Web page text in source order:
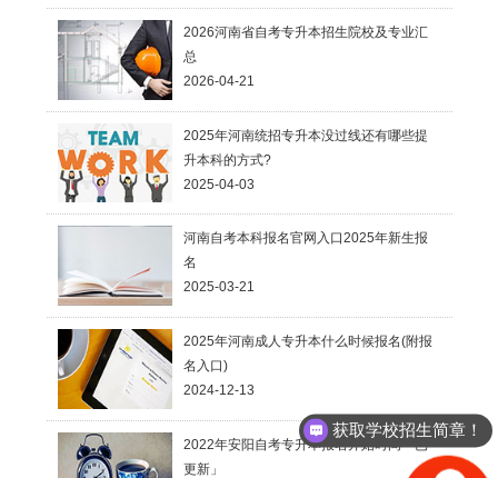
2026河南省自考专升本招生院校及专业汇
总
2026-04-21
2025年河南统招专升本没过线还有哪些提
升本科的方式?
2025-04-03
河南自考本科报名官网入口2025年新生报
名
2025-03-21
2025年河南成人专升本什么时候报名(附报
名入口)
2024-12-13
2022年安阳自考专升本报名开始时间「已
更新」
获取学校招生简章！